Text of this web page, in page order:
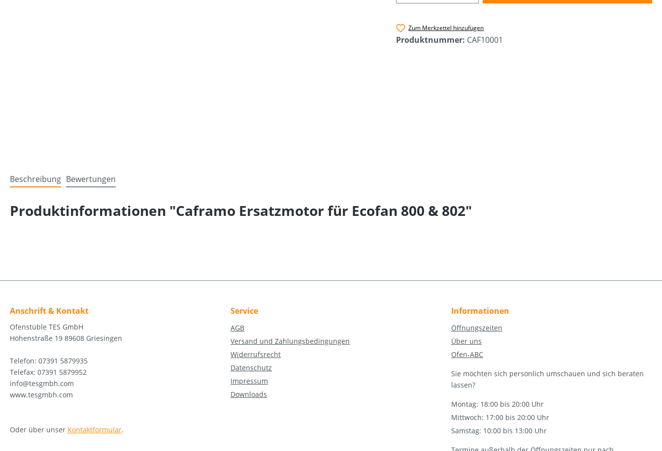
Zum Merkzettel hinzufügen
Produktnummer: CAF10001
Beschreibung Bewertungen
Produktinformationen "Caframo Ersatzmotor für Ecofan 800 & 802"
Anschrift & Kontakt
Ofenstüble TES GmbH
Höhenstraße 19 89608 Griesingen
Telefon: 07391 5879935
Telefax: 07391 5879952
info@tesgmbh.com
www.tesgmbh.com
Oder über unser Kontaktformular.
Service
AGB
Versand und Zahlungsbedingungen
Widerrufsrecht
Datenschutz
Impressum
Downloads
Informationen
Öffnungszeiten
Über uns
Ofen-ABC
Sie möchten sich persönlich umschauen und sich beraten
lassen?
Montag: 18:00 bis 20:00 Uhr
Mittwoch: 17:00 bis 20:00 Uhr
Samstag: 10:00 bis 13:00 Uhr